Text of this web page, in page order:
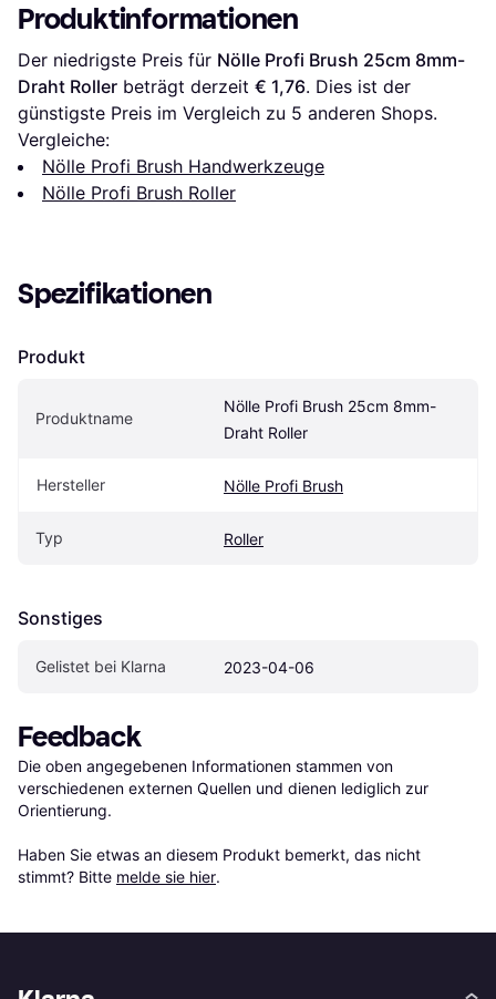
Produktinformationen
Der niedrigste Preis für Nölle Profi Brush 25cm 8mm-
Draht Roller beträgt derzeit € 1,76. Dies ist der
günstigste Preis im Vergleich zu 5 anderen Shops.
Vergleiche:
Nölle Profi Brush Handwerkzeuge
Nölle Profi Brush Roller
Spezifikationen
Produkt
Produktname
Nölle Profi Brush 25cm 8mm-
Draht Roller
Hersteller Nölle Profi Brush
Typ Roller
Sonstiges
Gelistet bei Klarna 2023-04-06
Feedback
Die oben angegebenen Informationen stammen von
verschiedenen externen Quellen und dienen lediglich zur
Orientierung.
Haben Sie etwas an diesem Produkt bemerkt, das nicht
stimmt? Bitte melde sie hier.